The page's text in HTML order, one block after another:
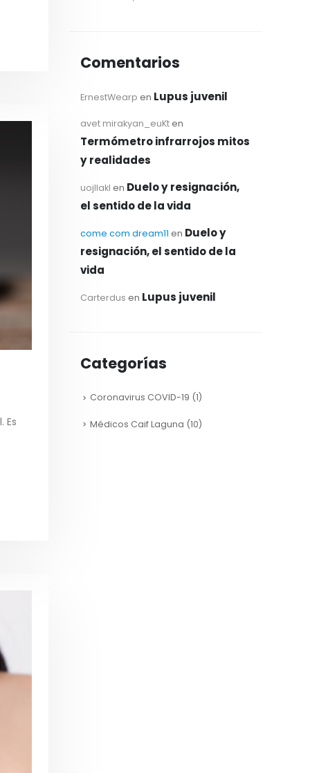
Es
Comentarios
ErnestWearp en Lupus juvenil
avet mirakyan_euKt en
Termómetro infrarrojos mitos
y realidades
uojllakl en Duelo y resignación,
el sentido de la vida
come com dream11 en Duelo y
resignación, el sentido de la
vida
Carterdus en Lupus juvenil
Categorías
Coronavirus COVID-19 (1)
Médicos Caif Laguna (10)